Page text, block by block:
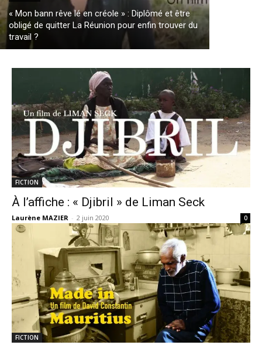
« Mon bann rêve lé en créole » : Diplômé et être
obligé de quitter La Réunion pour enfin trouver du
travail ?
FICTION
À l’affiche : « Djibril » de Liman Seck
Laurène MAZIER - 2 juin 2020 0
FICTION